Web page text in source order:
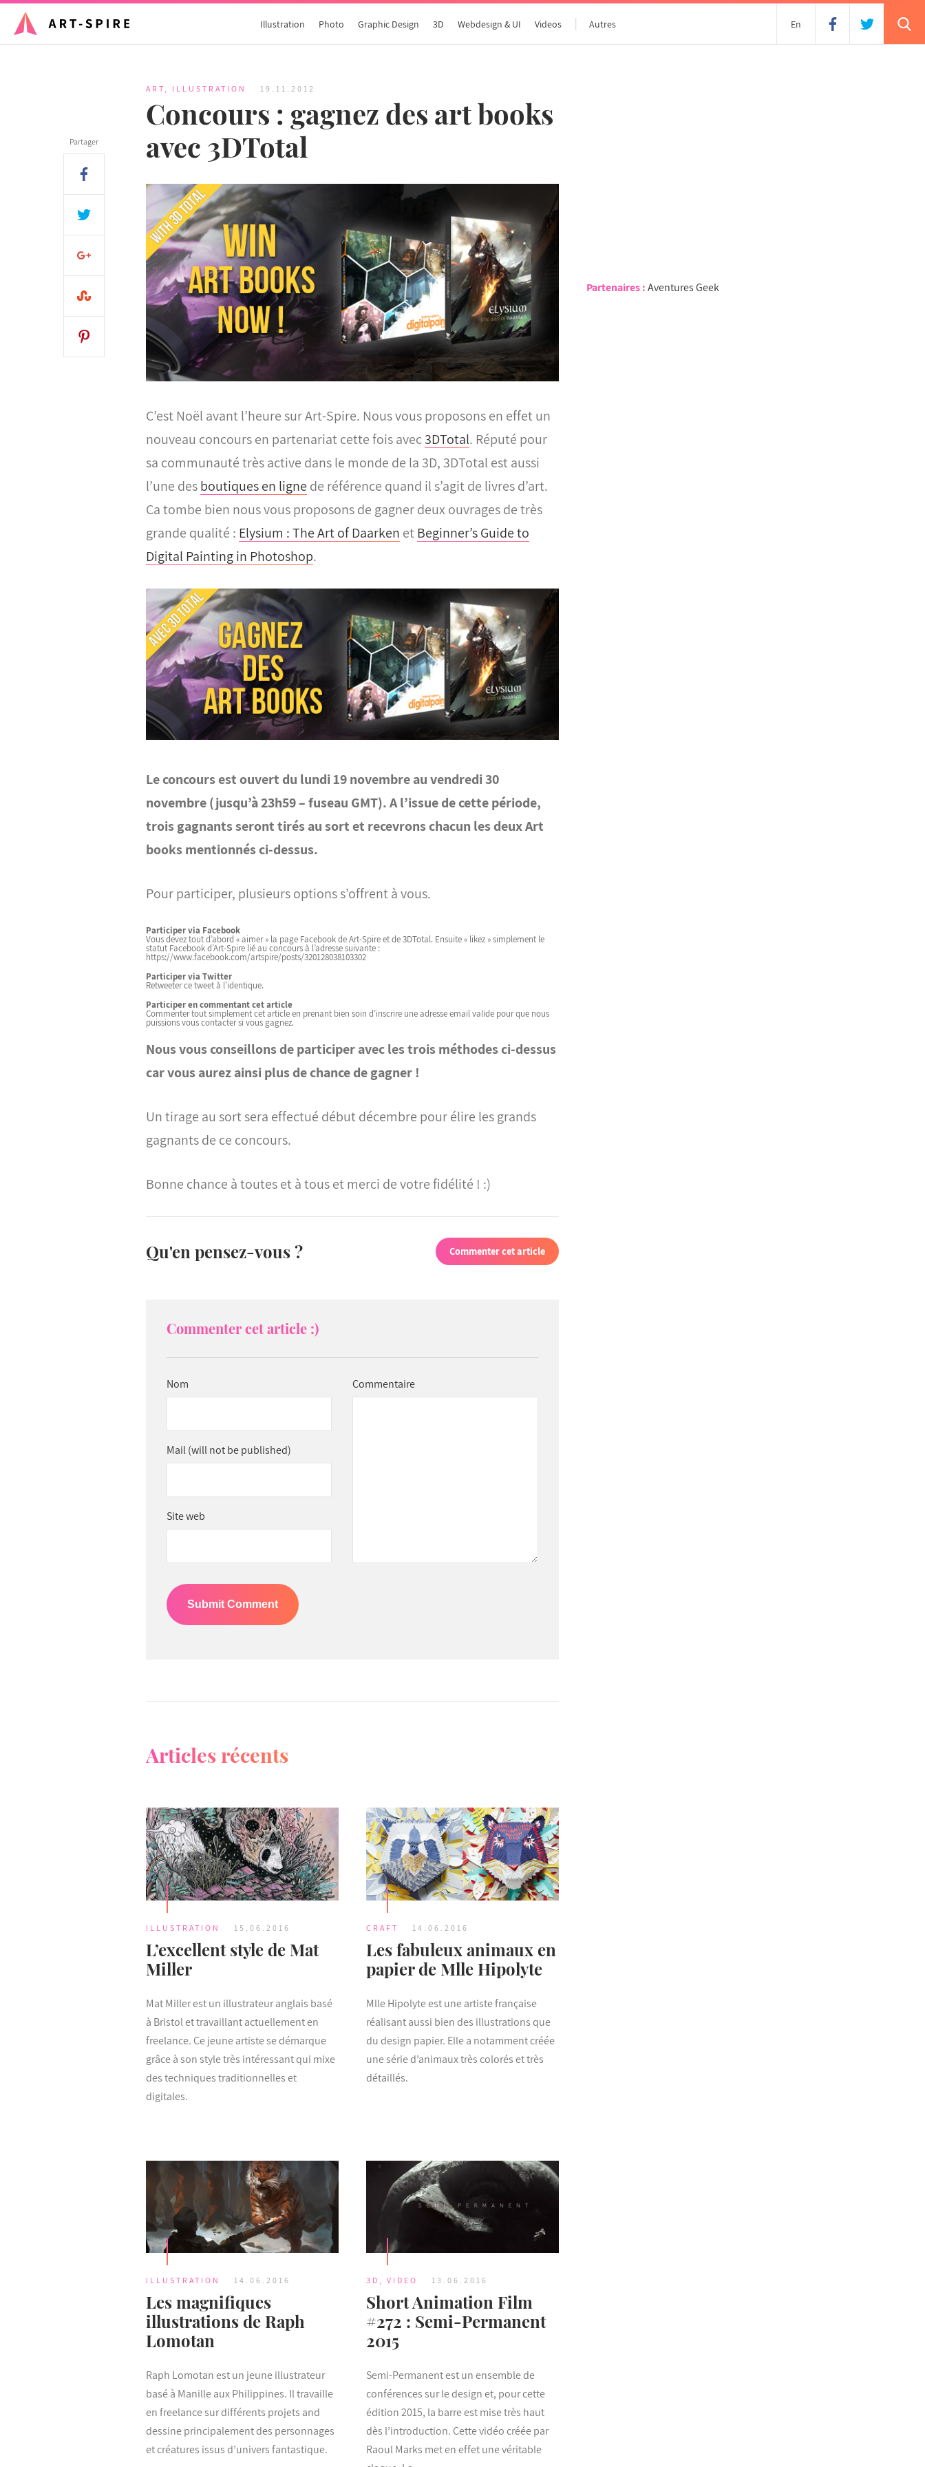
Illustration Photo Graphic Design 3D Webdesign & UI Videos Autres En
Partenaires :Aventures Geek
ART , ILLUSTRATION 19.11.2012
Concours : gagnez des art books
avec 3DTotal
C’est Noël avant l’heure sur Art-Spire. Nous vous proposons en effet un
nouveau concours en partenariat cette fois avec3DTotal. Réputé pour
sa communauté très active dans le monde de la 3D, 3DTotal est aussi
l’une desboutiques en ligne de référence quand il s’agit de livres d’art.
Ca tombe bien nous vous proposons de gagner deux ouvrages de très
grande qualité : Elysium : The Art of Daarken etBeginner’s Guide to
Digital Painting in Photoshop.
Le concours est ouvert du lundi 19 novembre au vendredi 30
novembre (jusqu’à 23h59 – fuseau GMT). A l’issue de cette période,
trois gagnants seront tirés au sort et recevrons chacun les deux Art
books mentionnés ci-dessus.
Pour participer, plusieurs options s’offrent à vous.
Participer via Facebook
Vous devez tout d’abord « aimer » la page Facebook deArt-Spireet de3DTotal. Ensuite « likez » simplement le
statut Facebook d’Art-Spire lié au concours à l’adresse suivante :
https://www.facebook.com/artspire/posts/320128038103302
Participer via Twitter
Retweeter ce tweetà l’identique.
Participer en commentant cet article
Commenter tout simplement cet article en prenant bien soin d’inscrire une adresse email valide pour que nous
puissions vous contacter si vous gagnez.
Nous vous conseillons de participer avec les trois méthodes ci-dessus
car vous aurez ainsi plus de chance de gagner !
Un tirage au sort sera effectué début décembre pour élire les grands
gagnants de ce concours.
Bonne chance à toutes et à tous et merci de votre fidélité ! :)
Qu'en pensez-vous ? Commenter cet article
Commenter cet article :)
Nom
Mail (will not be published)
Site web
Commentaire
Partager
Articles récents
ILLUSTRATION 15.06.2016
L’excellent style de Mat
Miller
Mat Miller est un illustrateur anglais basé
à Bristol et travaillant actuellement en
freelance. Ce jeune artiste se démarque
grâce à son style très intéressant qui mixe
des techniques traditionnelles et
digitales.
CRAFT 14.06.2016
Les fabuleux animaux en
papier de Mlle Hipolyte
Mlle Hipolyte est une artiste française
réalisant aussi bien des illustrations que
du design papier. Elle a notamment créée
une série d’animaux très colorés et très
détaillés.
ILLUSTRATION 14.06.2016
Les magnifiques
illustrations de Raph
Lomotan
Raph Lomotan est un jeune illustrateur
basé à Manille aux Philippines. Il travaille
en freelance sur différents projets and
dessine principalement des personnages
et créatures issus d’univers fantastique.
3D , VIDEO 13.06.2016
Short Animation Film
#272 : Semi-Permanent
2015
Semi-Permanent est un ensemble de
conférences sur le design et, pour cette
édition 2015, la barre est mise très haut
dès l’introduction. Cette vidéo créée par
Raoul Marks met en effet une véritable